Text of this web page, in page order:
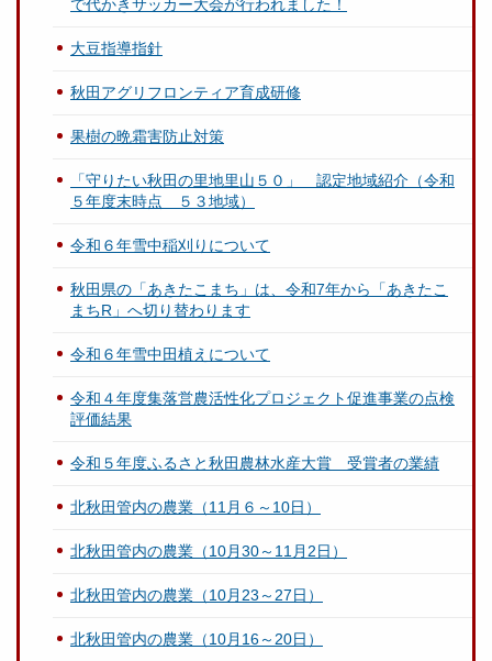
で代かきサッカー大会が行われました！
大豆指導指針
秋田アグリフロンティア育成研修
果樹の晩霜害防止対策
「守りたい秋田の里地里山５０」 認定地域紹介（令和
５年度末時点 ５３地域）
令和６年雪中稲刈りについて
秋田県の「あきたこまち」は、令和7年から「あきたこ
まちR」へ切り替わります
令和６年雪中田植えについて
令和４年度集落営農活性化プロジェクト促進事業の点検
評価結果
令和５年度ふるさと秋田農林水産大賞 受賞者の業績
北秋田管内の農業（11月６～10日）
北秋田管内の農業（10月30～11月2日）
北秋田管内の農業（10月23～27日）
北秋田管内の農業（10月16～20日）